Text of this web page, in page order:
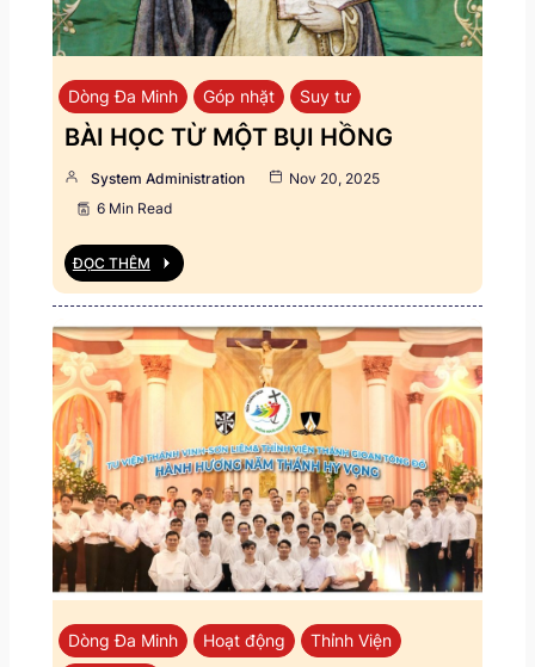
Dòng Đa Minh Góp nhặt Suy tư
BÀI HỌC TỪ MỘT BỤI HỒNG
System Administration
Nov 20, 2025
6 Min Read
ĐỌC THÊM
Dòng Đa Minh Hoạt động
Thỉnh Viện